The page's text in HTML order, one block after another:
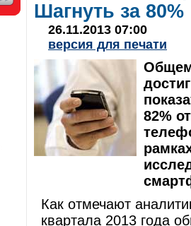
Шагнуть за 80%
26.11.2013 07:00
версия для печати
82%
Как отмечают
квартала 2013 года